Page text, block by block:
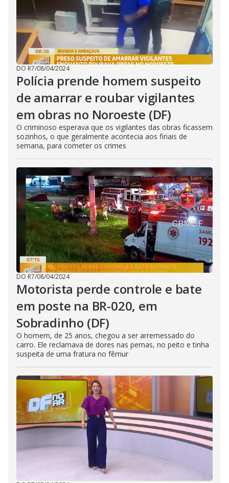
DO R7/08/04/2024
Polícia prende homem suspeito
de amarrar e roubar vigilantes
em obras no Noroeste (DF)
O criminoso esperava que os vigilantes das obras ficassem
sozinhos, o que geralmente acontecia aos finais de
semana, para cometer os crimes
DO R7/08/04/2024
Motorista perde controle e bate
em poste na BR-020, em
Sobradinho (DF)
O homem, de 25 anos, chegou a ser arremessado do
carro. Ele reclamava de dores nas pernas, no peito e tinha
suspeita de uma fratura no fêmur